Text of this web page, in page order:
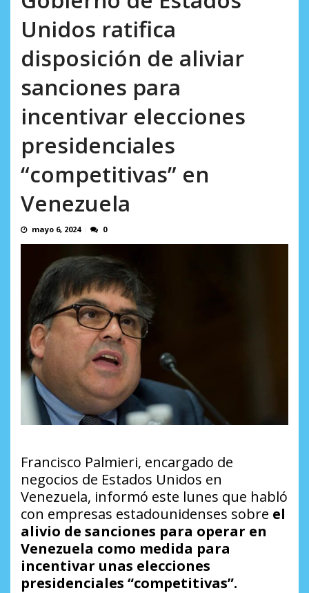
Unidos ratifica
disposición de aliviar
sanciones para
incentivar elecciones
presidenciales
“competitivas” en
Venezuela
mayo 6, 2024 0
Francisco Palmieri, encargado de
negocios de Estados Unidos en
Venezuela, informó este lunes que habló
con empresas estadounidenses sobre el
alivio de sanciones para operar en
Venezuela como medida para
incentivar unas elecciones
presidenciales “competitivas”.